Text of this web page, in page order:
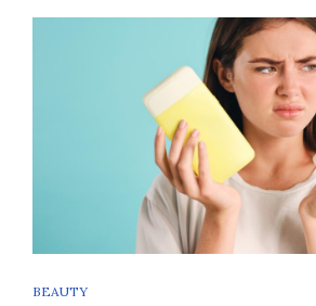
BEAUTY